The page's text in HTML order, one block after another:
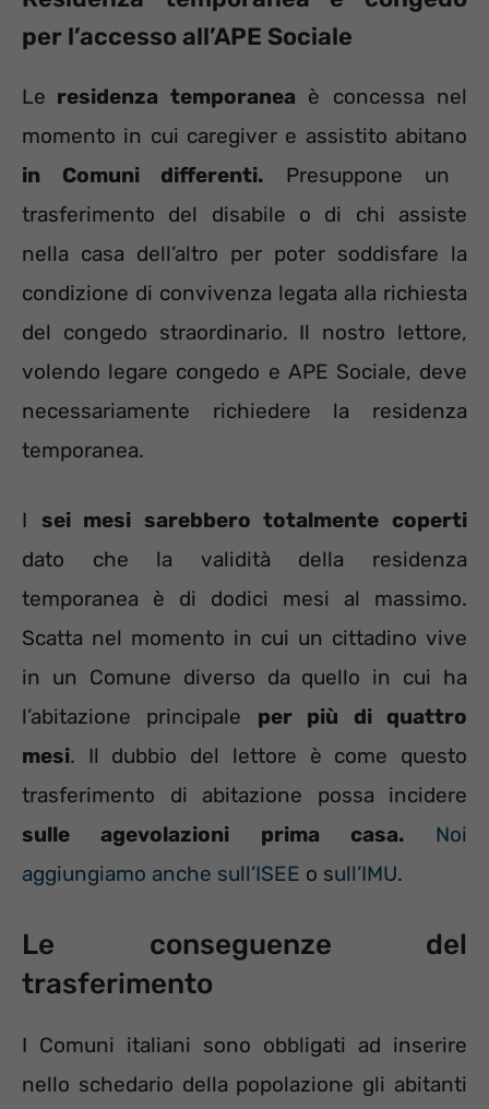
per l’accesso all’APE Sociale
Le residenza temporanea è concessa nel
momento in cui caregiver e assistito abitano
in Comuni differenti. Presuppone un
trasferimento del disabile o di chi assiste
nella casa dell’altro per poter soddisfare la
condizione di convivenza legata alla richiesta
del congedo straordinario. Il nostro lettore,
volendo legare congedo e APE Sociale, deve
necessariamente richiedere la residenza
temporanea.
I sei mesi sarebbero totalmente coperti
dato che la validità della residenza
temporanea è di dodici mesi al massimo.
Scatta nel momento in cui un cittadino vive
in un Comune diverso da quello in cui ha
l’abitazione principale per più di quattro
mesi. Il dubbio del lettore è come questo
trasferimento di abitazione possa incidere
sulle agevolazioni prima casa.
Noi
aggiungiamo anche sull’ISEE o sull’IMU.
Le conseguenze del
trasferimento
I Comuni italiani sono obbligati ad inserire
nello schedario della popolazione gli abitanti